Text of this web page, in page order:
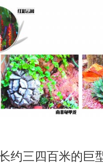
三四百米的巨